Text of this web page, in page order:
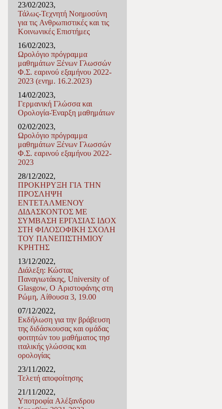
23/02/2023,
Τάλως-Τεχνητή Νοημοσύνη
για τις Ανθρωπιστικές και τις
Κοινωνικές Επιστήμες
16/02/2023,
Ωρολόγιο πρόγραμμα
μαθημάτων Ξένων Γλωσσών
Φ.Σ. εαρινού εξαμήνου 2022-
2023 (ενημ. 16.2.2023)
14/02/2023,
Γερμανική Γλώσσα και
Ορολογία-Έναρξη μαθημάτων
02/02/2023,
Ωρολόγιο πρόγραμμα
μαθημάτων Ξένων Γλωσσών
Φ.Σ. εαρινού εξαμήνου 2022-
2023
28/12/2022,
ΠΡΟΚΗΡΥΞΗ ΓΙΑ ΤΗΝ
ΠΡΟΣΛΗΨΗ
ΕΝΤΕΤΑΛΜΕΝΟΥ
ΔΙΔΑΣΚΟΝΤΟΣ ΜΕ
ΣΥΜΒΑΣΗ ΕΡΓΑΣΙΑΣ ΙΔΟX
ΣΤΗ ΦΙΛΟΣΟΦΙΚΗ ΣΧΟΛΗ
ΤΟΥ ΠΑΝΕΠΙΣΤΗΜΙΟΥ
ΚΡΗΤΗΣ
13/12/2022,
Διάλεξη: Κώστας
Παναγιωτάκης, University of
Glasgow, Ο Αριστοφάνης στη
Ρώμη, Αίθουσα 3, 19.00
07/12/2022,
Εκδήλωση για την βράβευση
της διδάσκουσας και ομάδας
φοιτητών του μαθήματος τησ
ιταλικής γλώσσας και
ορολογίας
23/11/2022,
Τελετή αποφοίτησης
21/11/2022,
Υποτροφία Αλέξανδρου